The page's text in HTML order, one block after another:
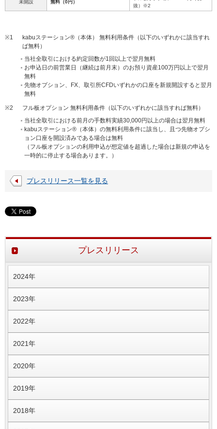
未開設 無料（0円）
抜）※2
※1
kabuステーション®（本体） 無料利用条件（以下のいずれかに該当すれ
ば無料）
当社全取引における約定回数が1回以上で翌月無料
お申込日の前営業日（継続は前月末）のお預り資産100万円以上で翌月
無料
先物オプション、FX、取引所CFDいずれかの口座を新規開設すると翌月
無料
※2
フル板オプション 無料利用条件（以下のいずれかに該当すれば無料）
当社全取引における前月の手数料実績30,000円以上の場合は翌月無料
kabuステーション®（本体）の無料利用条件に該当し、且つ先物オプシ
ョン口座を開設済みである場合は無料
（フル板オプションの利用申込が想定値を超過した場合は新規の申込を
一時的に停止する場合あります。）
プレスリリース一覧を見る
プレスリリース
2024年
2023年
2022年
2021年
2020年
2019年
2018年